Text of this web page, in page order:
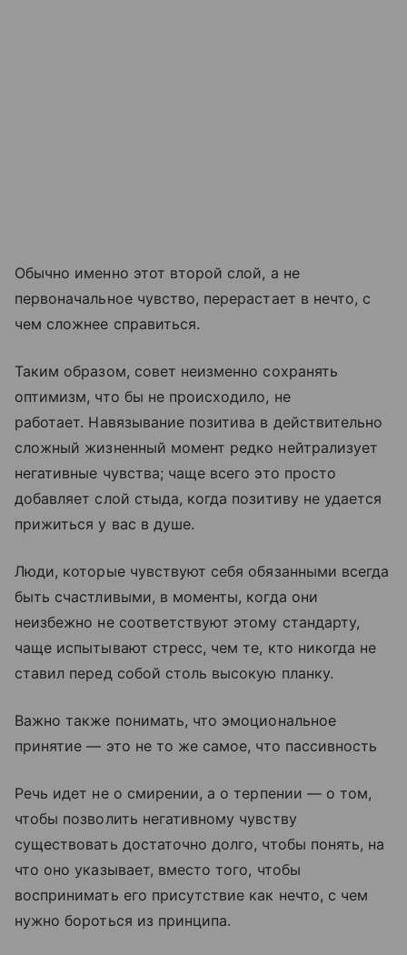
Обычно именно этот второй слой, а не
первоначальное чувство, перерастает в нечто, с
чем сложнее справиться.
Таким образом, совет неизменно сохранять
оптимизм, что бы не происходило, не
работает. Навязывание позитива в действительно
сложный жизненный момент редко нейтрализует
негативные чувства; чаще всего это просто
добавляет слой стыда, когда позитиву не удается
прижиться у вас в душе.
Люди, которые чувствуют себя обязанными всегда
быть счастливыми, в моменты, когда они
неизбежно не соответствуют этому стандарту,
чаще испытывают стресс, чем те, кто никогда не
ставил перед собой столь высокую планку.
Важно также понимать, что эмоциональное
принятие — это не то же самое, что пассивность
Речь идет не о смирении, а о терпении — о том,
чтобы позволить негативному чувству
существовать достаточно долго, чтобы понять, на
что оно указывает, вместо того, чтобы
воспринимать его присутствие как нечто, с чем
нужно бороться из принципа.